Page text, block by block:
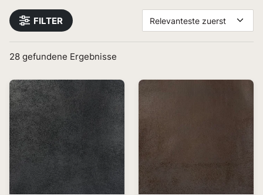
FILTER Relevanteste zuerst
28 gefundene Ergebnisse